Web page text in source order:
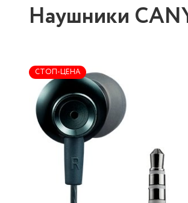
Наушники
СТОП-ЦЕНА